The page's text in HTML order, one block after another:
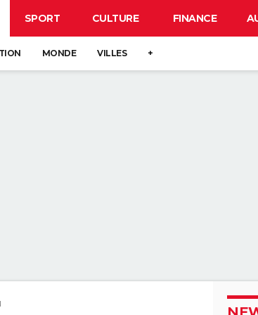
SPORT CULTURE FINANCE
MONDE VILLES +